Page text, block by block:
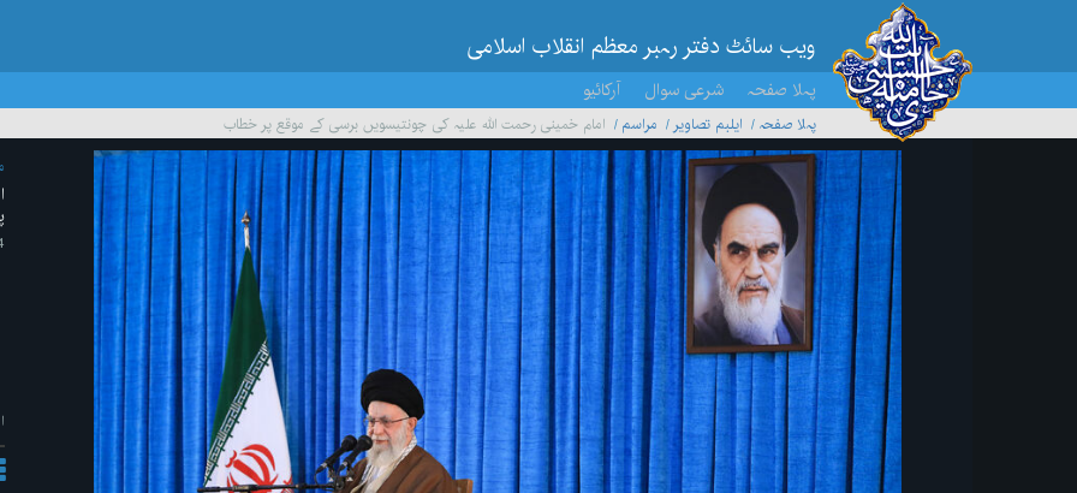
ویب سائٹ دفتر رہبر معظم انقلاب اسلامی
پہلا صفحہ شرعی سوال آرکائیو
پہلا صفحہ ایلبم تصاویر مراسم
امام خمینی رحمت اللہ علیہ کی چونتیسویں برسی کے موقع پر خطاب